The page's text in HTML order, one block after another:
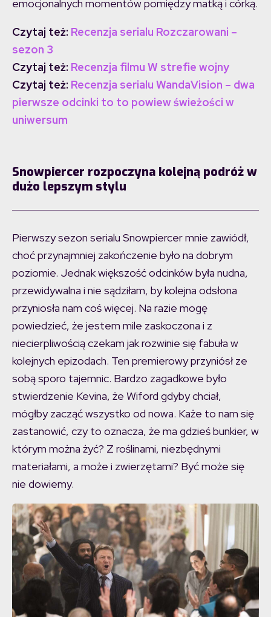
emocjonalnych momentów pomiędzy matką i córką.
Czytaj też: Recenzja serialu Rozczarowani –
sezon 3
Czytaj też: Recenzja filmu W strefie wojny
Czytaj też: Recenzja serialu WandaVision – dwa
pierwsze odcinki to to powiew świeżości w
uniwersum
Snowpiercer rozpoczyna kolejną podróż w
dużo lepszym stylu
Pierwszy sezon serialu Snowpiercer mnie zawiódł,
choć przynajmniej zakończenie było na dobrym
poziomie. Jednak większość odcinków była nudna,
przewidywalna i nie sądziłam, by kolejna odsłona
przyniosła nam coś więcej. Na razie mogę
powiedzieć, że jestem mile zaskoczona i z
niecierpliwością czekam jak rozwinie się fabuła w
kolejnych epizodach. Ten premierowy przyniósł ze
sobą sporo tajemnic. Bardzo zagadkowe było
stwierdzenie Kevina, że Wiford gdyby chciał,
mógłby zacząć wszystko od nowa. Każe to nam się
zastanowić, czy to oznacza, że ma gdzieś bunkier, w
którym można żyć? Z roślinami, niezbędnymi
materiałami, a może i zwierzętami? Być może się
nie dowiemy.